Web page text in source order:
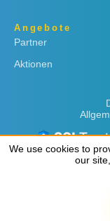
Angebote
Partner
Aktionen
We use cookies to
our
We use cookies to
our